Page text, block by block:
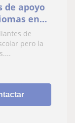
de apoyo
en
de
pero la